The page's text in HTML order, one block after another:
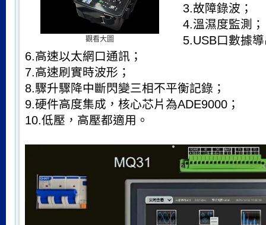
觀看大圖
3.故障錄波；
4.溫濕度監測；
5.USB口數據
6.高速以太網口通訊；
7.高速刷實時波形；
8.驟升驟降中斷閃變三相不平衡記錄；
9.硬件高度集成，核心芯片為ADE9000；
10.低壓，高壓都適用。